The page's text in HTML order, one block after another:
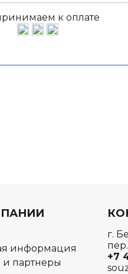
к оплате
информация
партнеры
г.
+7